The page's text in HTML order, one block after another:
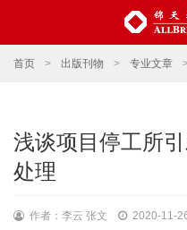
首页 > 出版刊物 > 专业文章
浅谈项目停工所
处理
作者：李云 张文 2020-11-